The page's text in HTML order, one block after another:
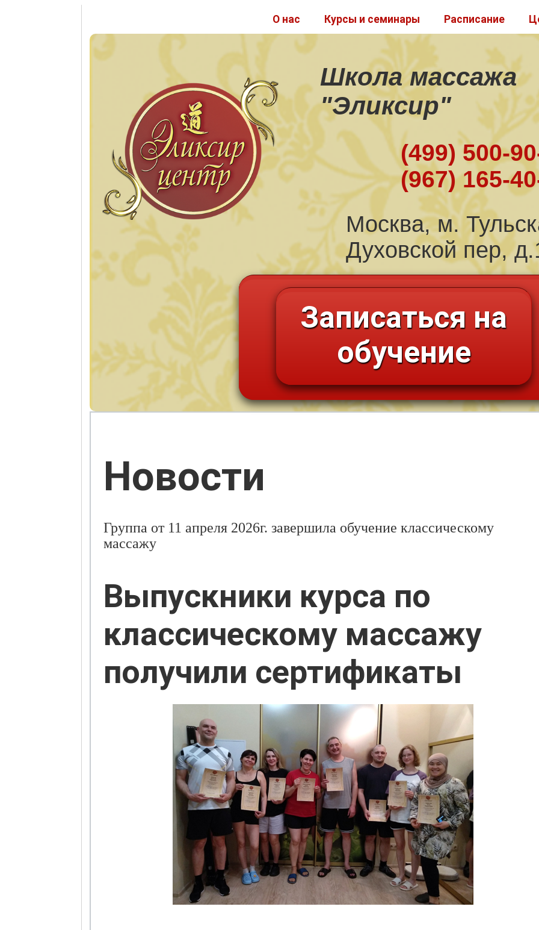
О нас Курсы и семинары Расписание
Школа массажа
"Эликсир"
(499) 500-
(967) 165-
Москва, м.
Духовской пер,
Записаться на
обучение
Новости
Группа от 11 апреля 2026г. завершила обучение классическому
массажу
Выпускники курса по
классическому массажу
получили сертификаты